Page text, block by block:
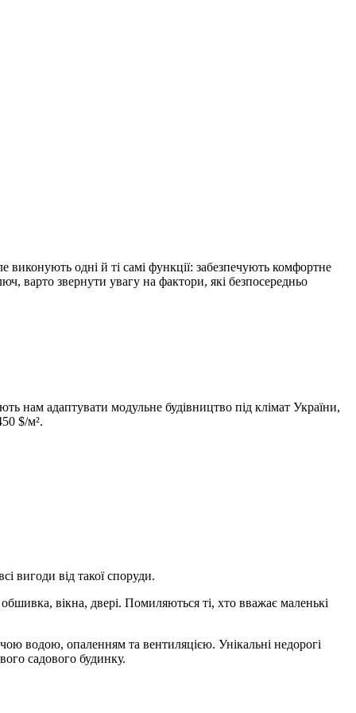
виконують одні й ті самі функції: забезпечують комфортне
варто звернути увагу на фактори, які безпосередньо
нам адаптувати модульне будівництво під клімат України,
$/м².
вигоди від такої споруди.
вікна, двері. Помиляються ті, хто вважає маленькі
водою, опаленням та вентиляцією. Унікальні недорогі
садового будинку.